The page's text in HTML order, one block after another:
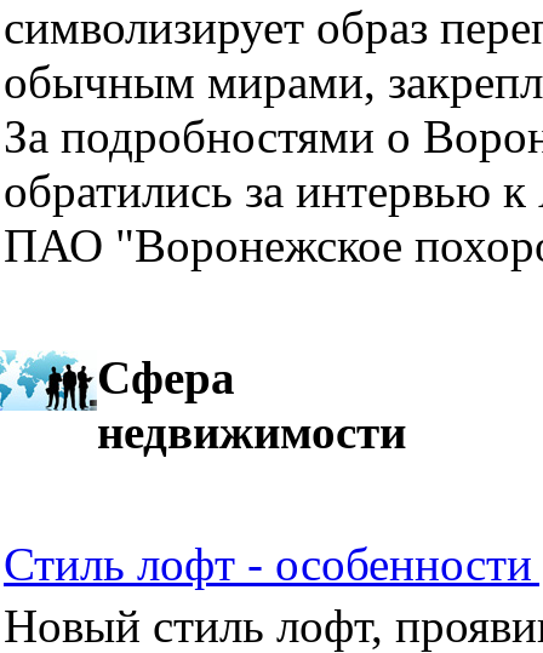
символизирует образ
обычным мирами,
За подробностями о
обратились за интервью
ПАО "Воронежское
Сфера
недвижимости
Стиль лофт -
Новый стиль лофт,